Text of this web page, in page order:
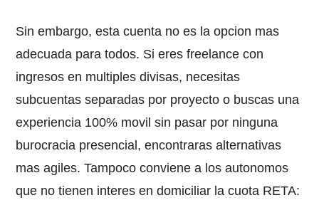
Sin embargo, esta cuenta no es la opcion mas
adecuada para todos. Si eres freelance con
ingresos en multiples divisas, necesitas
subcuentas separadas por proyecto o buscas una
experiencia 100% movil sin pasar por ninguna
burocracia presencial, encontraras alternativas
mas agiles. Tampoco conviene a los autonomos
que no tienen interes en domiciliar la cuota RETA: